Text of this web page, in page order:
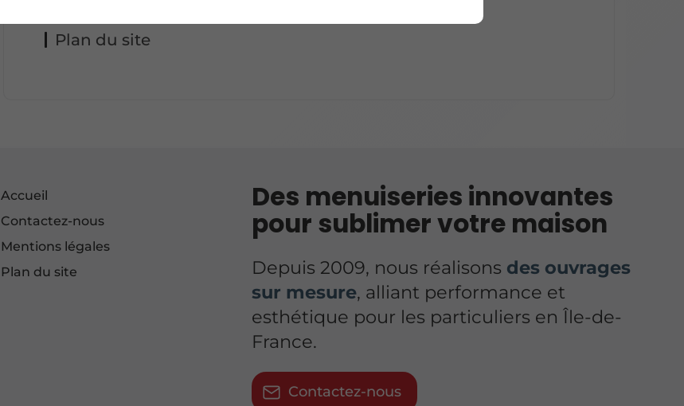
Plan du site
Accueil
Contactez-nous
Mentions légales
Plan du site
Des menuiseries innovantes
pour sublimer votre maison
Depuis 2009, nous réalisons des ouvrages
sur mesure, alliant performance et
esthétique pour les particuliers en Île-de-
France.
Contactez-nous